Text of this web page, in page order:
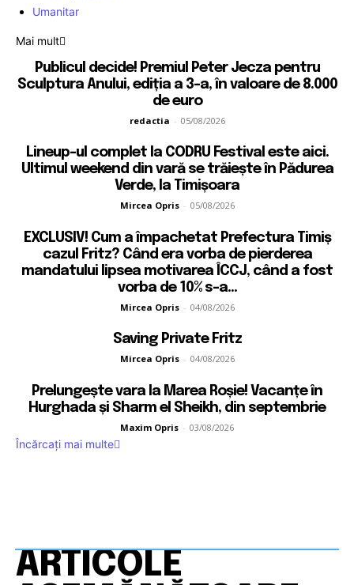
Umanitar
Mai mult
Publicul decide! Premiul Peter Jecza pentru
Sculptura Anului, ediția a 3-a, în valoare de 8.000
de euro
redactia - 05/08/2026
Lineup-ul complet la CODRU Festival este aici.
Ultimul weekend din vară se trăiește în Pădurea
Verde, la Timișoara
Mircea Opris - 05/08/2026
EXCLUSIV! Cum a împachetat Prefectura Timiș
cazul Fritz? Când era vorba de pierderea
mandatului lipsea motivarea ÎCCJ, când a fost
vorba de 10% s-a...
Mircea Opris - 04/08/2026
Saving Private Fritz
Mircea Opris - 04/08/2026
Prelungește vara la Marea Roșie! Vacanțe în
Hurghada și Sharm el Sheikh, din septembrie
Maxim Opris - 03/08/2026
Încărcați mai multe
ARTICOLE